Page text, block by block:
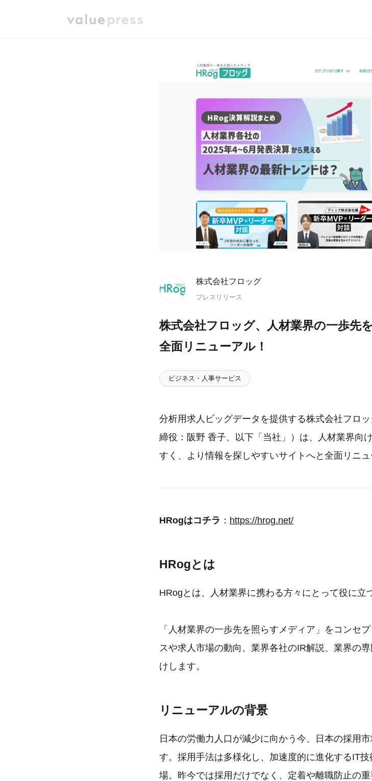
株式会社フロッグ
プレスリリース
株式会社フロッグ、人材業界の一歩先
全面リニューアル！
ビジネス・人事サービス
分析用求人ビッグデータを提供する株式会社フロ
締役：阪野 香子、以下「当社」）は、人材業界向
すく、より情報を探しやすいサイトへと全面リニュ
HRogはコチラ ： https://hrog.net/
HRogとは
HRogとは、人材業界に携わる方々にとって役に立
「人材業界の一歩先を照らすメディア」をコンセ
スや求人市場の動向、業界各社のIR解説、業界の
けします。
リニューアルの背景
日本の労働力人口が減少に向かう今、日本の採用
す。採用手法は多様化し、加速度的に進化するIT
場。昨今では採用だけでなく、定着や離職防止の